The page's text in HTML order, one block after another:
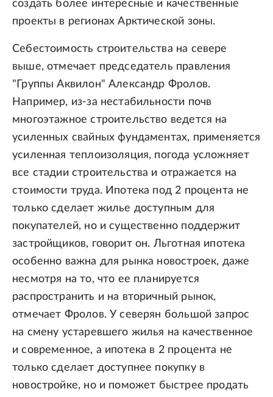
создать более интересные и качественные
проекты в регионах Арктической зоны.
Себестоимость строительства на севере
выше, отмечает председатель правления
"Группы Аквилон" Александр Фролов.
Например, из-за нестабильности почв
многоэтажное строительство ведется на
усиленных свайных фундаментах, применяется
усиленная теплоизоляция, погода усложняет
все стадии строительства и отражается на
стоимости труда. Ипотека под 2 процента не
только сделает жилье доступным для
покупателей, но и существенно поддержит
застройщиков, говорит он. Льготная ипотека
особенно важна для рынка новостроек, даже
несмотря на то, что ее планируется
распространить и на вторичный рынок,
отмечает Фролов. У северян большой запрос
на смену устаревшего жилья на качественное
и современное, а ипотека в 2 процента не
только сделает доступнее покупку в
новостройке, но и поможет быстрее продать